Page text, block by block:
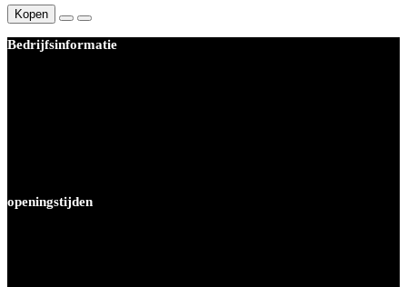
Kopen
Bedrijfsinformatie
openingstijden